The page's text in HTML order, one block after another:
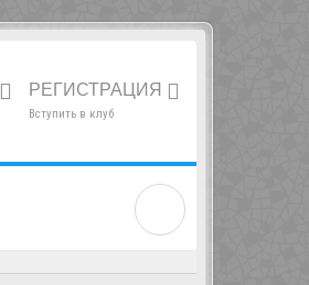
РЕГИСТРАЦИЯ
Вступить в клуб